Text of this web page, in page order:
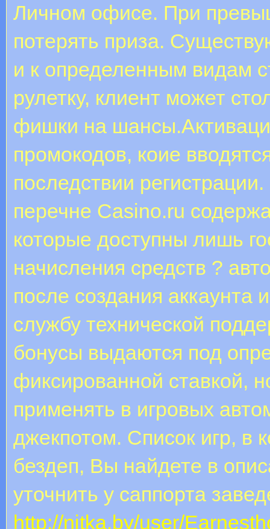
Личном офисе. При
потерять приза.
и к определенным видам
рулетку, клиент может
фишки на
промокодов, коие
последствии
перечне Casino.ru
которые доступны лишь
начисления средств ?
после создания аккаунта
службу технической
бонусы выдаются под
фиксированной ставкой,
применять в игровых
джекпотом. Список игр, в
бездеп, Вы найдете в
уточнить у саппорта
http://nitka.by/user/